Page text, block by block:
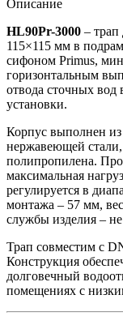
Описание
HL90Pr-3000 –
115×115 мм в
сифоном Primus,
горизонтальным
отвода сточных вод
установки.
Корпус выполнен
нержавеющей
полипропилена.
максимальная
регулируется в
монтажа – 57 мм,
службы изделия –
Трап совместим с
Конструкция
долговечный
помещениях с